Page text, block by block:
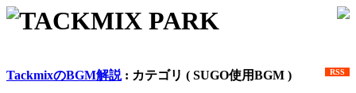
TACKMIX PARK
RSS
TackmixのBGM解説: カテゴリ ( SUGO使用BGM )